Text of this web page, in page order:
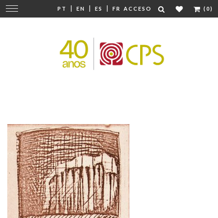
PT | EN | ES | FR ACCESO (0)
Cambiar
navegación